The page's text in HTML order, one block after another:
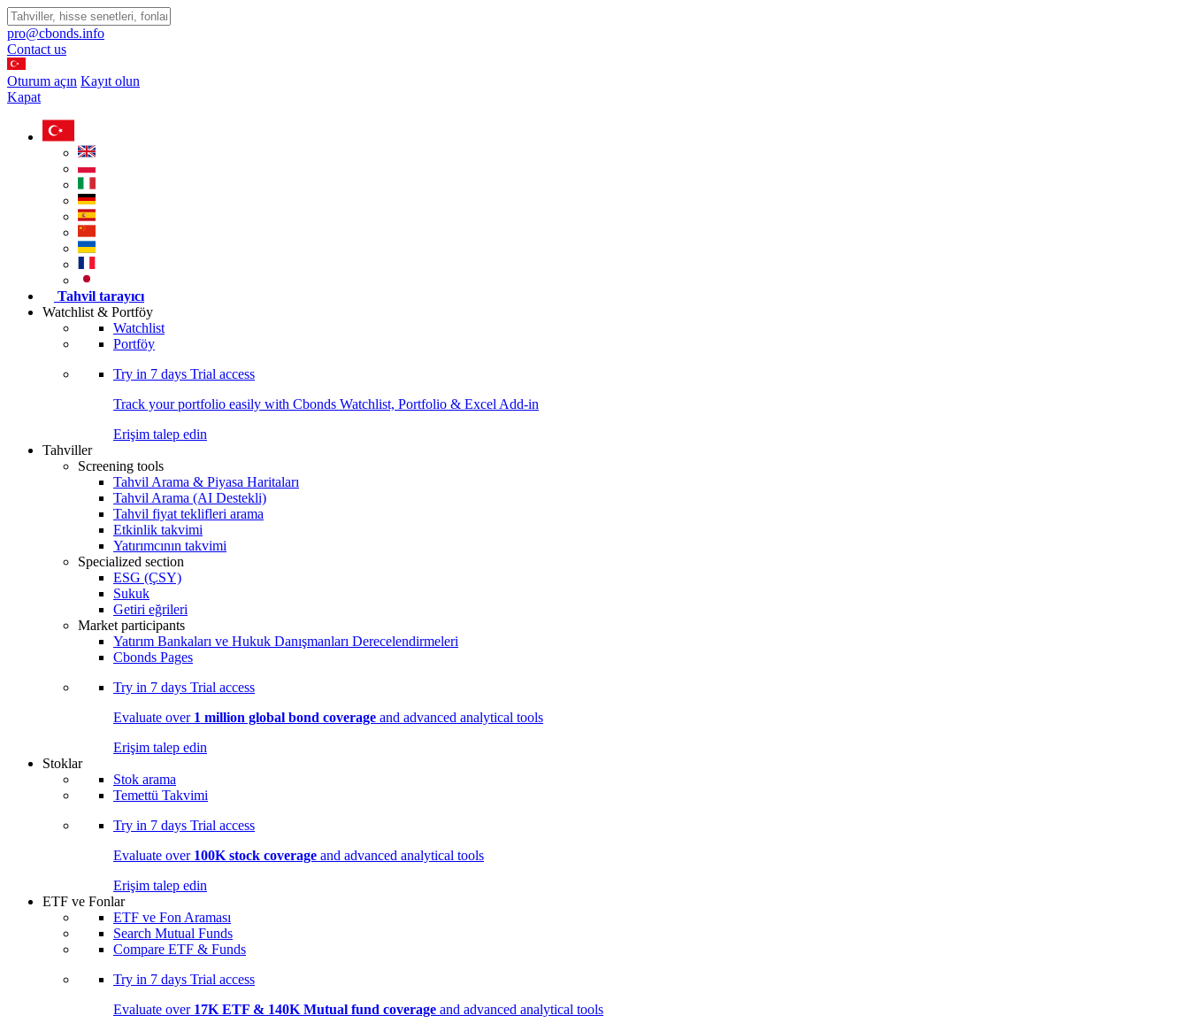
pro@cbonds.info
Contact us
Oturum açın Kayıt olun
Kapat
Tahvil tarayıcı
Watchlist & Portföy
Watchlist
Portföy
Try in 7 days Trial access
Track your portfolio easily with Cbonds Watchlist, Portfolio & Excel Add-in
Erişim talep edin
Tahviller
Screening tools
Tahvil Arama & Piyasa Haritaları
Tahvil Arama (AI Destekli)
Tahvil fiyat teklifleri arama
Etkinlik takvimi
Yatırımcının takvimi
Specialized section
ESG (ÇSY)
Sukuk
Getiri eğrileri
Market participants
Yatırım Bankaları ve Hukuk Danışmanları Derecelendirmeleri
Cbonds Pages
Try in 7 days Trial access
Evaluate over 1 million global bond coverage and advanced analytical tools
Erişim talep edin
Stoklar
Stok arama
Temettü Takvimi
Try in 7 days Trial access
Evaluate over 100K stock coverage and advanced analytical tools
Erişim talep edin
ETF ve Fonlar
ETF ve Fon Araması
Search Mutual Funds
Compare ETF & Funds
Try in 7 days Trial access
Evaluate over 17K ETF & 140K Mutual fund coverage and advanced analytical tools